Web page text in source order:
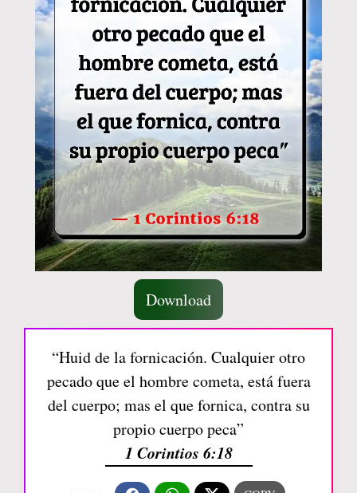
Download
“Huid de la fornicación. Cualquier otro
pecado que el hombre cometa, está fuera
del cuerpo; mas el que fornica, contra su
propio cuerpo peca”
1 Corintios 6:18